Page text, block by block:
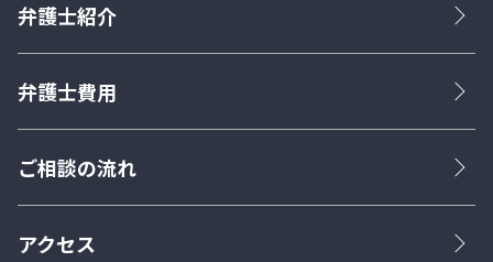
弁護士紹介
弁護士費用
ご相談の流れ
アクセス